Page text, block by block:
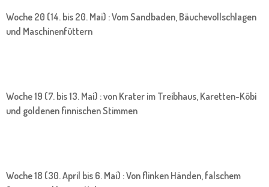
Woche 20 (14. bis 20. Mai) : Vom Sandbaden, Bäuchevollschlagen
und Maschinenfüttern
Woche 19 (7. bis 13. Mai) : von Krater im Treibhaus, Karetten-Köbi
und goldenen finnischen Stimmen
Woche 18 (30. April bis 6. Mai) : Von flinken Händen, falschem